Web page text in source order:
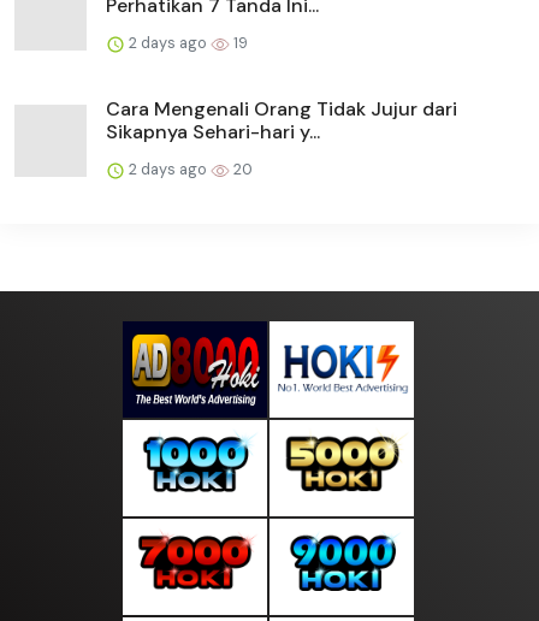
Perhatikan 7 Tanda Ini...
2 days ago 19
Cara Mengenali Orang Tidak Jujur dari
Sikapnya Sehari-hari y...
2 days ago 20